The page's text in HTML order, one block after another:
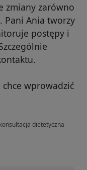
zmiany zarówno
Pani Ania tworzy
postępy i
wprowadzić
konsultacja dietetyczna